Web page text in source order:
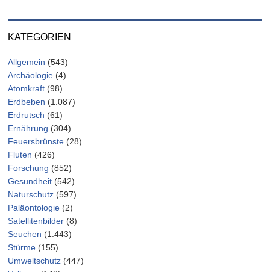
KATEGORIEN
Allgemein (543)
Archäologie (4)
Atomkraft (98)
Erdbeben (1.087)
Erdrutsch (61)
Ernährung (304)
Feuersbrünste (28)
Fluten (426)
Forschung (852)
Gesundheit (542)
Naturschutz (597)
Paläontologie (2)
Satellitenbilder (8)
Seuchen (1.443)
Stürme (155)
Umweltschutz (447)